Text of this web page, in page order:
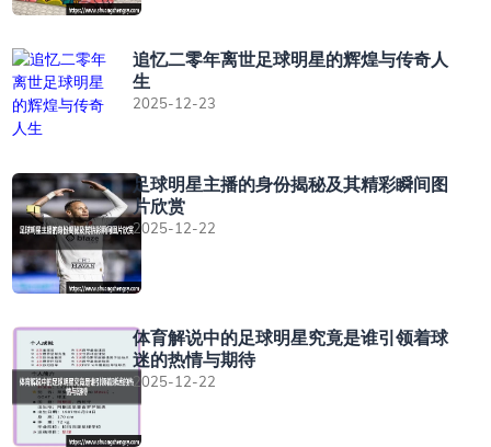
追忆二零年离世足球明星的辉煌与传奇人
生
2025-12-23
足球明星主播的身份揭秘及其精彩瞬间图
片欣赏
2025-12-22
体育解说中的足球明星究竟是谁引领着球
迷的热情与期待
2025-12-22